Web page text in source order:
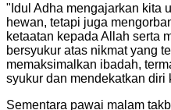
" Idul Adha mengajarkan kita
hewan, tetapi juga
ketaatan kepada Allah serta
bersyukur atas nikmat yang
memaksimalkan ibadah,
syukur dan mendekatkan diri
Sementara pawai malam